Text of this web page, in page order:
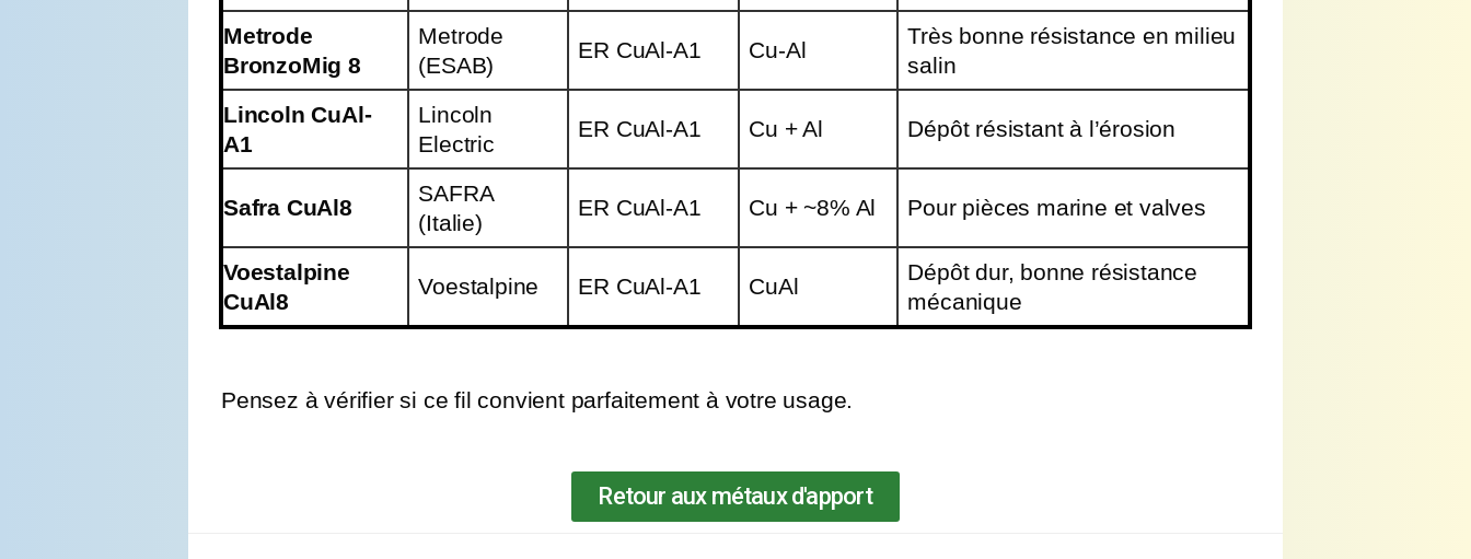
Metrode
BronzoMig 8
Metrode
(ESAB)
ER CuAl-A1 Cu-Al
Très bonne résistance en milieu
salin
Lincoln CuAl-
A1
Lincoln
Electric
ER CuAl-A1 Cu + Al Dépôt résistant à l’érosion
Safra CuAl8
SAFRA
(Italie)
ER CuAl-A1 Cu + ~8% Al Pour pièces marine et valves
Voestalpine
CuAl8
Voestalpine ER CuAl-A1 CuAl
Dépôt dur, bonne résistance
mécanique
Pensez à vérifier si ce fil convient parfaitement à votre usage.
Retour aux métaux d'apport